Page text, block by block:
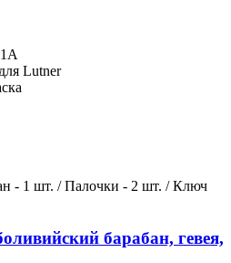
Lutner
- 1 шт. / Палочки - 2 шт. / Ключ
барабан, гевея,